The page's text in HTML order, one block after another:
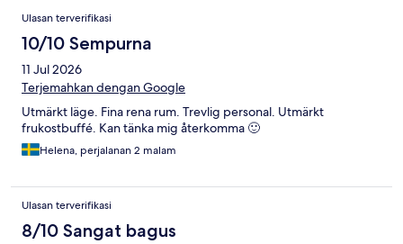
Ulasan terverifikasi
10/10 Sempurna
11 Jul 2026
Terjemahkan dengan Google
Utmärkt läge. Fina rena rum. Trevlig personal. Utmärkt
frukostbuffé. Kan tänka mig återkomma 🙂
Helena, perjalanan 2 malam
Ulasan terverifikasi
8/10 Sangat bagus